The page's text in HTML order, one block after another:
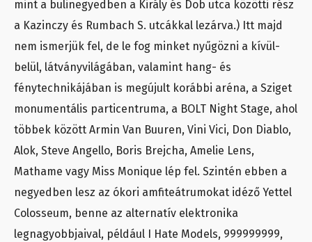
mint a bulinegyedben a Király és Dob utca közötti rész
a Kazinczy és Rumbach S. utcákkal lezárva.) Itt majd
nem ismerjük fel, de le fog minket nyűgözni a kívül-
belül, látványvilágában, valamint hang- és
fénytechnikájában is megújult korábbi aréna, a Sziget
monumentális particentruma, a BOLT Night Stage, ahol
többek között Armin Van Buuren, Vini Vici, Don Diablo,
Alok, Steve Angello, Boris Brejcha, Amelie Lens,
Mathame vagy Miss Monique lép fel. Szintén ebben a
negyedben lesz az ókori amfiteátrumokat idéző Yettel
Colosseum, benne az alternatív elektronika
legnagyobbjaival, például I Hate Models, 999999999,